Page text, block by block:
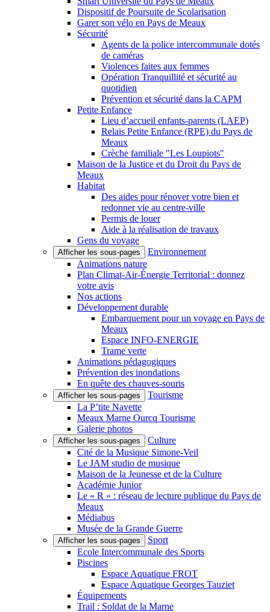
Dispositif de Poursuite de Scolarisation
Garer son vélo en Pays de Meaux
Sécurité
Agents de la police intercommunale dotés
de caméras
Violences faites aux femmes
Opération Tranquillité et sécurité au
quotidien
Prévention et sécurité dans la CAPM
Petite Enfance
Lieu d’accueil enfants-parents (LAEP)
Relais Petite Enfance (RPE) du Pays de
Meaux
Crèche familiale "Les Loupiots"
Maison de la Justice et du Droit du Pays de
Meaux
Habitat
Des aides pour rénover votre bien et
redonner vie au centre-ville
Permis de louer
Aide à la réalisation de travaux
Gens du voyage
Afficher les sous-pages
Environnement
Animations nature
Plan Climat-Air-Énergie Territorial : donnez
votre avis
Nos actions
Développement durable
Embarquement pour un voyage en Pays de
Meaux
Espace INFO-ENERGIE
Trame verte
Animations pédagogiques
Prévention des inondations
En quête des chauves-souris
Afficher les sous-pages
Tourisme
La P’tite Navette
Meaux Marne Ourcq Tourisme
Galerie photos
Afficher les sous-pages
Culture
Cité de la Musique Simone-Veil
Le JAM studio de musique
Maison de la Jeunesse et de la Culture
Académie Junior
Le « R » : réseau de lecture publique du Pays de
Meaux
Médiabus
Musée de la Grande Guerre
Afficher les sous-pages
Sport
Ecole Intercommunale des Sports
Piscines
Espace Aquatique FROT
Espace Aquatique Georges Tauziet
Équipements
Trail : Soldat de la Marne